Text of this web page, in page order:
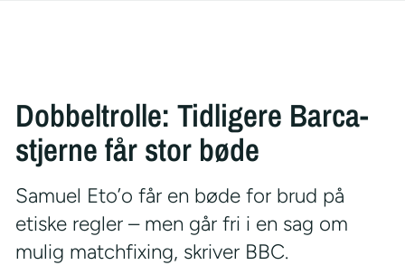
Dobbeltrolle: Tidligere Barca-
stjerne får stor bøde
Samuel Eto’o får en bøde for brud på
etiske regler – men går fri i en sag om
mulig matchfixing, skriver BBC.